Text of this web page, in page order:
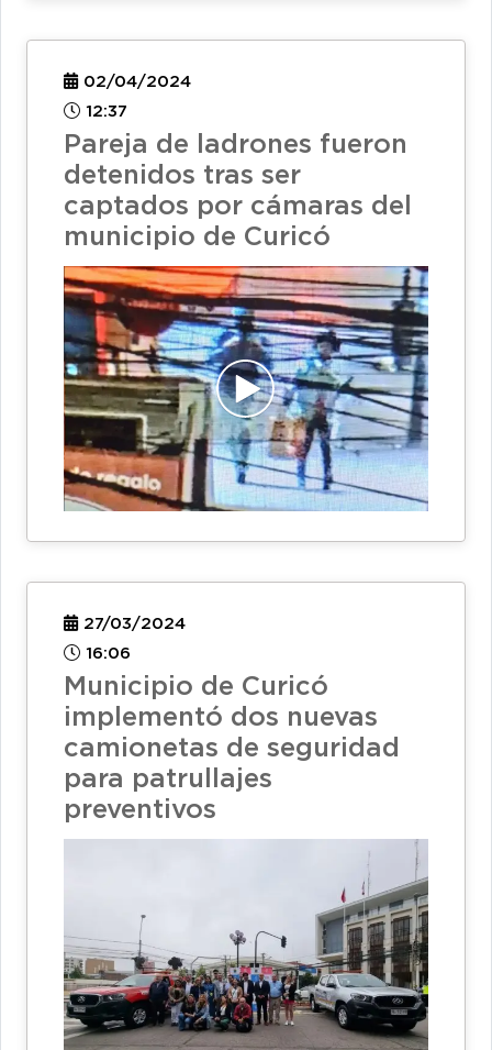
02/04/2024
12:37
Pareja de ladrones fueron
detenidos tras ser
captados por cámaras del
municipio de Curicó
27/03/2024
16:06
Municipio de Curicó
implementó dos nuevas
camionetas de seguridad
para patrullajes
preventivos